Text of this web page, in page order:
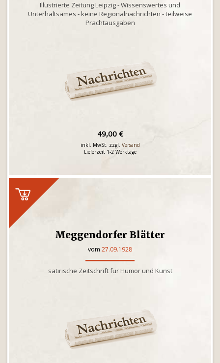
Illustrierte Zeitung Leipzig - Wissenswertes und
Unterhaltsames - keine Regionalnachrichten - teilweise
Prachtausgaben
49,00 €
inkl. MwSt. zzgl. Versand
Lieferzeit 1-2 Werktage
Meggendorfer Blätter
vom 27.09.1928
satirische Zeitschrift für Humor und Kunst